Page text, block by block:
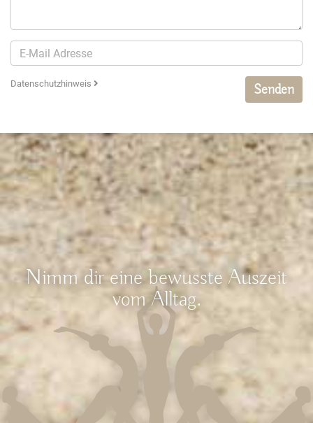
Datenschutzhinweis Senden
Nimm dir eine bewusste Auszeit
vom Alltag.